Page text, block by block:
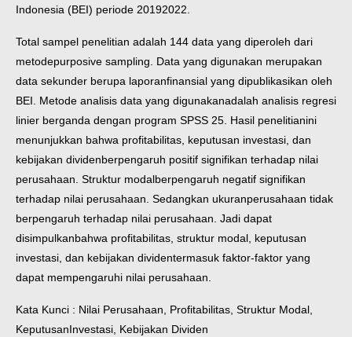
Indonesia (BEI) periode 20192022.
Total sampel penelitian adalah 144 data yang diperoleh dari
metodepurposive sampling. Data yang digunakan merupakan
data sekunder berupa laporanfinansial yang dipublikasikan oleh
BEI. Metode analisis data yang digunakanadalah analisis regresi
linier berganda dengan program SPSS 25. Hasil penelitianini
menunjukkan bahwa profitabilitas, keputusan investasi, dan
kebijakan dividenberpengaruh positif signifikan terhadap nilai
perusahaan. Struktur modalberpengaruh negatif signifikan
terhadap nilai perusahaan. Sedangkan ukuranperusahaan tidak
berpengaruh terhadap nilai perusahaan. Jadi dapat
disimpulkanbahwa profitabilitas, struktur modal, keputusan
investasi, dan kebijakan dividentermasuk faktor-faktor yang
dapat mempengaruhi nilai perusahaan.
Kata Kunci : Nilai Perusahaan, Profitabilitas, Struktur Modal,
KeputusanInvestasi, Kebijakan Dividen